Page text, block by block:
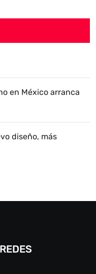
en México arranca
diseño, más